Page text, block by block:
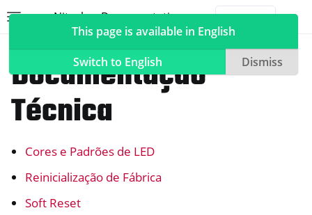
Nitrokey Documentation
navigation of NitroPad, NitroPC
navigation of NitroPhone, NitroTablet
navigation of NextBox
Documentação
Técnica
Cores e Padrões de LED
Reinicialização de Fábrica
Soft Reset
This page is available in English
Switch to English
Dismiss